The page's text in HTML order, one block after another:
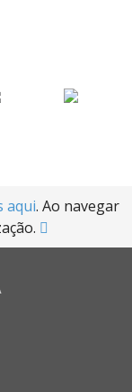
aqui. Ao navegar